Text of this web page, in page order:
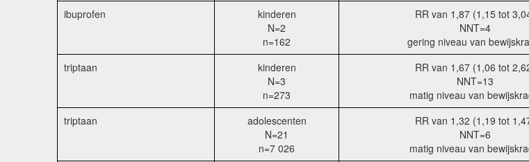
ibuprofen
kinderen
N=2
n=162
RR van 1,87 (1,15 tot
NNT=4
gering niveau van
triptaan
kinderen
N=3
n=273
RR van 1,67 (1,06 tot
NNT=13
matig niveau van
triptaan
adolescenten
N=21
n=7 026
RR van 1,32 (1,19 tot
NNT=6
matig niveau van